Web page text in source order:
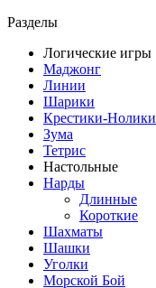
Разделы
Логические игры
Маджонг
Линии
Шарики
Крестики-Нолики
Зума
Тетрис
Настольные
Нарды
Длинные
Короткие
Шахматы
Шашки
Уголки
Морской Бой